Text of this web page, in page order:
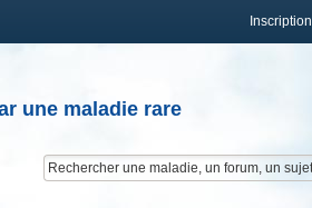
Inscription
une maladie rare